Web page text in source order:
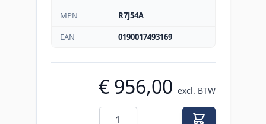
MPN
R7J54A
EAN
0190017493169
€ 956,00 excl. BTW
Aantal